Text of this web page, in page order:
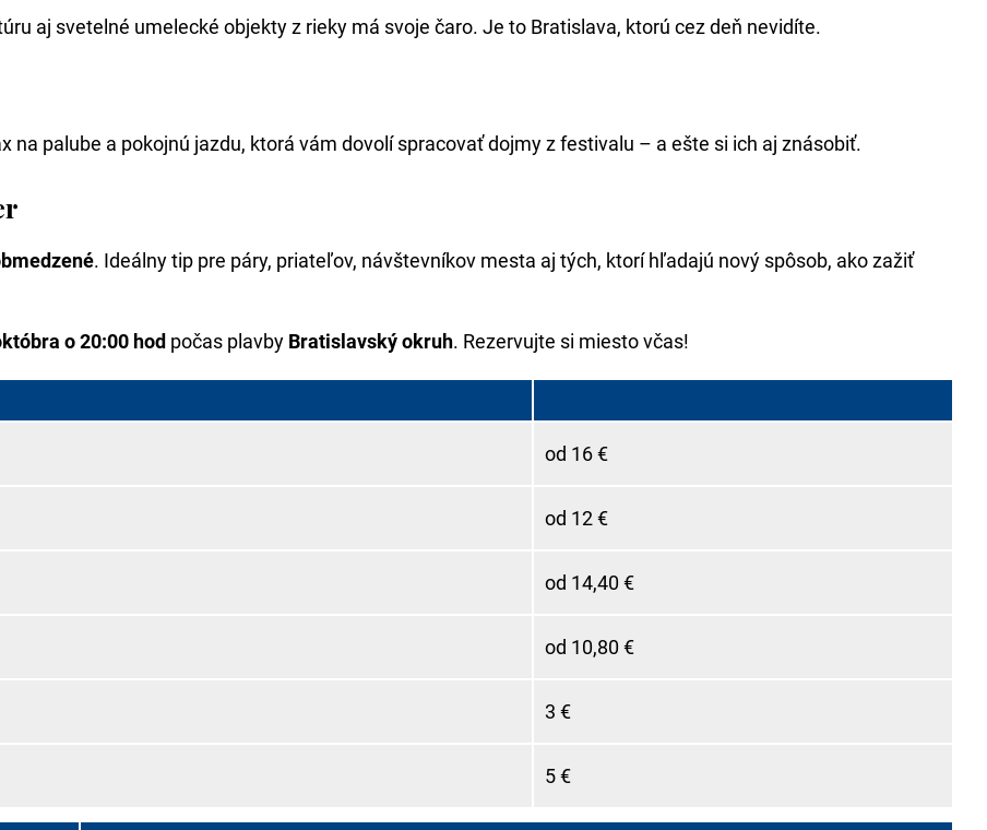
aj svetelné umelecké objekty z rieky má svoje čaro. Je to Bratislava, ktorú cez deň nevidíte.
na palube a pokojnú jazdu, ktorá vám dovolí spracovať dojmy z festivalu – a ešte si ich aj znásobiť.
. Ideálny tip pre páry, priateľov, návštevníkov mesta aj tých, ktorí hľadajú nový spôsob, ako zažiť
o 20:00 hod počas plavby Bratislavský okruh. Rezervujte si miesto včas!
od 16 €
od 12 €
od 14,40 €
od 10,80 €
3 €
5 €